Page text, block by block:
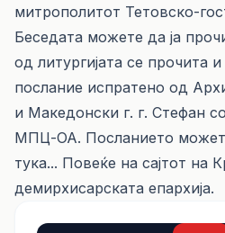
митрополитот Тетовско-
Беседата можете да ја
од литургијата се прочита
послание испратено од
и Македонски г. г. Стефан
МПЦ-ОА. Посланието
тука... Повеќе на сајтот на
демирхисарската епархија.